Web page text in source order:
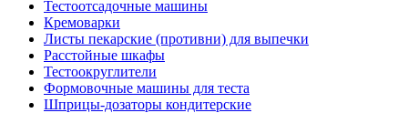
Тестоотсадочные машины
Кремоварки
Листы пекарские (противни) для выпечки
Расстойные шкафы
Тестоокруглители
Формовочные машины для теста
Шприцы-дозаторы кондитерские